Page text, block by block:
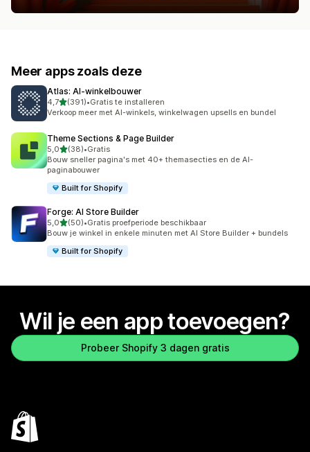
Meer apps zoals deze
Atlas: AI‑winkelbouwer
4,7van 5 sterren
(391)
391 recensies in totaal
•Gratis te installeren
Verkoop meer met AI-winkels, winkelwagen upsells en bundel
Theme Sections & Page Builder
5,0van 5 sterren
(38)
38 recensies in totaal
•Gratis
Bouw sneller pagina's met 40+ themasecties en de AI-
paginabouwer
Built for Shopify
Forge: AI Store Builder
5,0van 5 sterren
(50)
50 recensies in totaal
•Gratis proefperiode beschikbaar
Bouw je winkel in enkele minuten met AI Store Builder + bundels
Built for Shopify
Wil je een app toevoegen?
Probeer Shopify 3 dagen gratis